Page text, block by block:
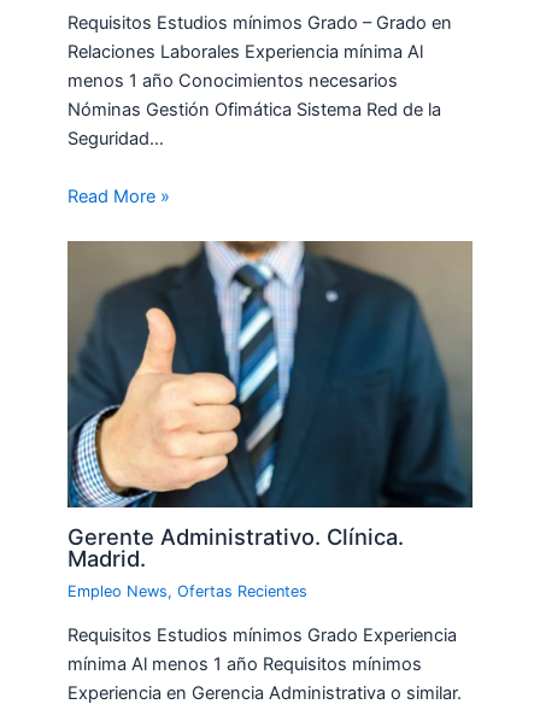
Requisitos Estudios mínimos Grado – Grado en
Relaciones Laborales Experiencia mínima Al
menos 1 año Conocimientos necesarios
Nóminas Gestión Ofimática Sistema Red de la
Seguridad…
Read More »
Gerente Administrativo. Clínica.
Madrid.
Empleo News,Ofertas Recientes
Requisitos Estudios mínimos Grado Experiencia
mínima Al menos 1 año Requisitos mínimos
Experiencia en Gerencia Administrativa o similar.